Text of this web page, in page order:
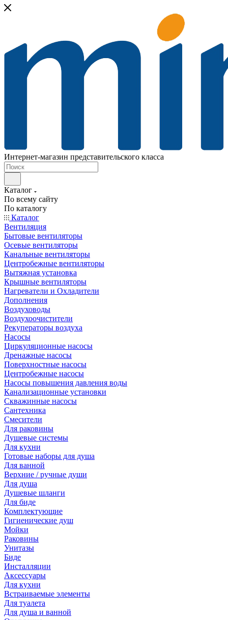
Интернет-магазин представительского класса
Каталог
По всему сайту
По каталогу
Каталог
Вентиляция
Бытовые вентиляторы
Осевые вентиляторы
Канальные вентиляторы
Центробежные вентиляторы
Вытяжная установка
Крышные вентиляторы
Нагреватели и Охладители
Дополнения
Воздуховоды
Воздухоочистители
Рекуператоры воздуха
Насосы
Циркуляционные насосы
Дренажные насосы
Поверхностные насосы
Центробежные насосы
Насосы повышения давления воды
Канализационные установки
Скважинные насосы
Сантехника
Смесители
Для раковины
Душевые системы
Для кухни
Готовые наборы для душа
Для ванной
Верхние / ручные души
Для душа
Душевые шланги
Для биде
Комплектующие
Гигиенические душ
Мойки
Раковины
Унитазы
Биде
Инсталляции
Аксессуары
Для кухни
Встраиваемые элементы
Для туалета
Для душа и ванной